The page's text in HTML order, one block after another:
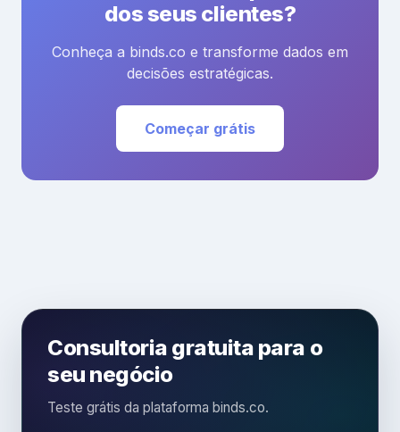
dos seus clientes?
Conheça a binds.co e transforme dados em
decisões estratégicas.
Começar grátis
Consultoria gratuita para o
seu negócio
Teste grátis da plataforma binds.co.